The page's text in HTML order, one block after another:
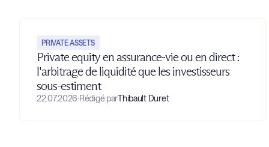
PRIVATE ASSETS
Private equity en assurance-vie ou en direct :
l'arbitrage de liquidité que les investisseurs
sous-estiment
22.07.2026·Rédigé parThibault Duret